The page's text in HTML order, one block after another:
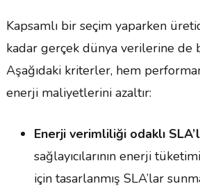
Kapsamlı bir seçim yaparken
kadar gerçek dünya verilerine de
Aşağıdaki kriterler, hem
enerji maliyetlerini azaltır:
Enerji verimliliği odaklı
sağlayıcılarının enerji
için tasarlanmış SLA’lar